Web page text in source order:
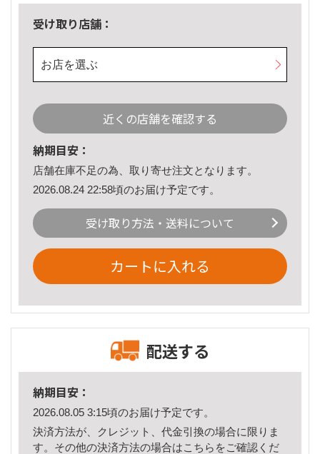
受け取り店舗：
お店を選ぶ
近くの店舗を確認する
納期目安：
店舗在庫不足の為、取り寄せ注文となります。
2026.08.24 22:58頃のお届け予定です。
受け取り方法・送料について
カートに入れる
配送する
納期目安：
2026.08.05 3:15頃のお届け予定です。
決済方法が、クレジット、代金引換の場合に限りま
す。その他の決済方法の場合はこちら をご確認くだ